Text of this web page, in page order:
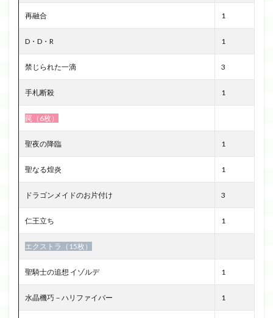
再融合 1
D・D・R 1
禁じられた一滴 3
手札断殺 1
罠（6枚）
聖夜の降臨 1
聖なる煌炎 1
ドラゴンメイドのお片付け 3
仁王立ち 1
エクストラ（15枚）
聖騎士の追想 イゾルデ 1
水晶機巧－ハリファイバー 1